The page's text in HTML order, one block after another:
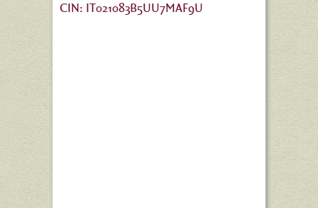
CIN: IT021083B5UU7MAF9U